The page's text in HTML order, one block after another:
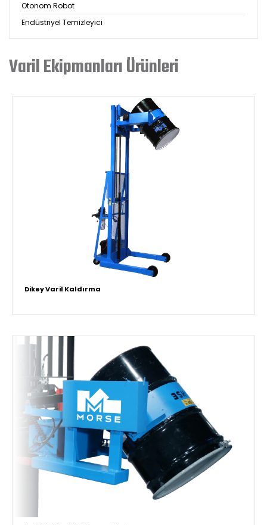
Otonom Robot
Endüstriyel Temizleyici
Varil Ekipmanları Ürünleri
Dikey Varil Kaldırma